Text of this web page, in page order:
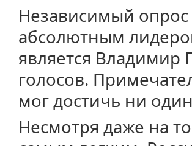
Независимый опрос
абсолютным
является Владимир
голосов.
мог достичь ни
Несмотря даже на